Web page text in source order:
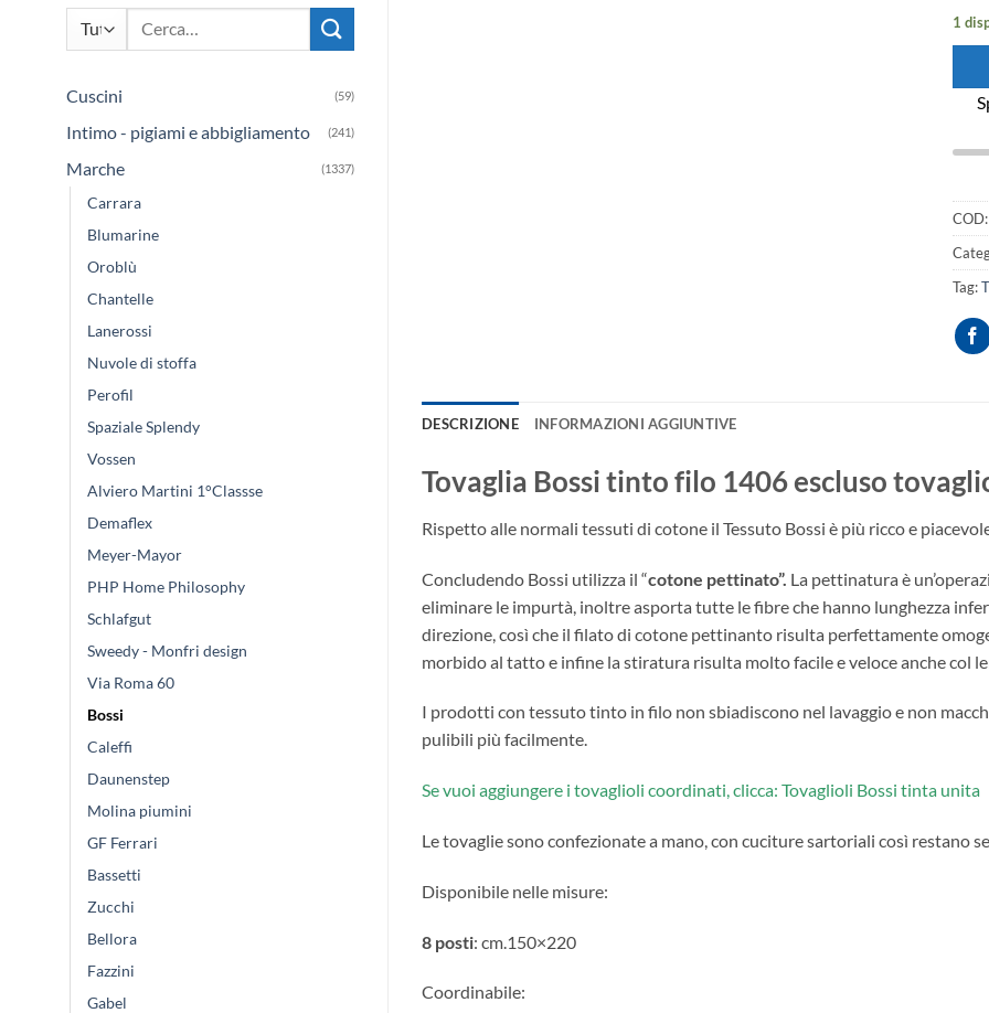
Cerca:
Cuscini (59)
Intimo - pigiami e abbigliamento (241)
Marche (1337)
Carrara
Blumarine
Oroblù
Chantelle
Lanerossi
Nuvole di stoffa
Perofil
Spaziale Splendy
Vossen
Alviero Martini 1°Classse
Demaflex
Meyer-Mayor
PHP Home Philosophy
Schlafgut
Sweedy - Monfri design
Via Roma 60
Bossi
Caleffi
Daunenstep
Molina piumini
GF Ferrari
Bassetti
Zucchi
Bellora
Fazzini
Gabel
1
COD:
Tag:
DESCRIZIONE INFORMAZIONI AGGIUNTIVE
Tovaglia Bossi tinto filo 1406 escluso
Rispetto alle normali tessuti di cotone il Tessuto Bossi è più ricco e
Concludendo Bossi utilizza il “cotone pettinato”. La pettinatura è
eliminare le impurtà, inoltre asporta tutte le fibre che hanno lunghezza
direzione, così che il filato di cotone pettinanto risulta perfettamente
morbido al tatto e infine la stiratura risulta molto facile e veloce anche col
I prodotti con tessuto tinto in filo non sbiadiscono nel lavaggio e non
pulibili più facilmente.
Se vuoi aggiungere i tovaglioli coordinati, clicca: Tovaglioli Bossi tinta unita
Le tovaglie sono confezionate a mano, con cuciture sartoriali così restano
Disponibile nelle misure:
8 posti: cm.150×220
Coordinabile: